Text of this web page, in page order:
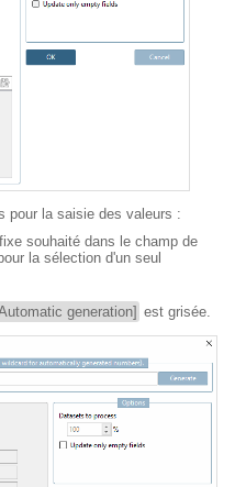
pour la saisie des valeurs :
souhaité dans le champ de
la sélection d'un seul
generation] est grisée.